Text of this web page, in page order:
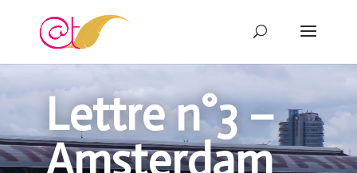
Lettre n°3 –
Amsterdam